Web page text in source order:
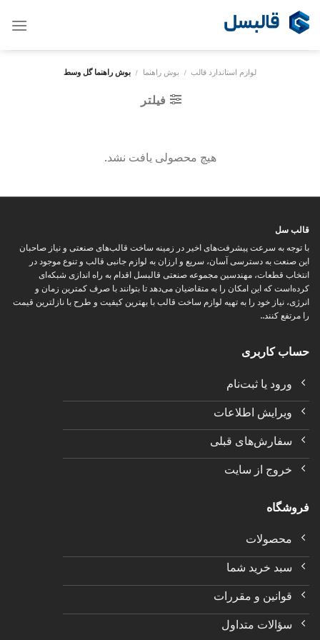
Skip
لوازم استاندارد قالب / بوش راهنما / بوش راهنما گل وسط
فیلتر
هیچ محصولی یافت نشد.
قالب سل
با توجه به سرعت پیشرفت‌های اخیر در زمینه ساخت قالب‌های صنعتی و نیاز صاحبان
این صنعت به دسترسی آسان، سریع و ارزان به لوازم جانبی قالب و تنوع موجود در
انتخاب قطعات، مهندسین مجموعه صنعتی قالبسل اقدام به راه اندازی شبکه‌ای
کرده‌است که این امکان را به متقاضیان می‌دهد تا بتوانند با صرف کمترین زمان و
انرژی، نیاز خود را به تهیه لوازم ساخت قالب با بهترین کیفیت و طرح با نازلترین قیمت
را مرتفع کنند..
حساب کاربری
ورود یا ثبت‌نام
ویرایش اطلاعات
سفارش‌های قبلی
خروج از سایت
فروشگاه
محصولات
سبد خرید شما
قوانین و مقررات
سؤالات متداول